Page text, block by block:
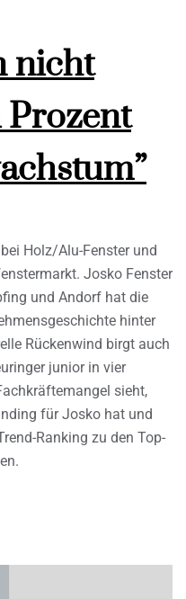
nicht
Holz/Alu-Fenster und
Josko Fenster
und Andorf hat die
hinter
Rückenwind birgt auch
junior in vier
sieht,
für Josko hat und
Ranking zu den Top-